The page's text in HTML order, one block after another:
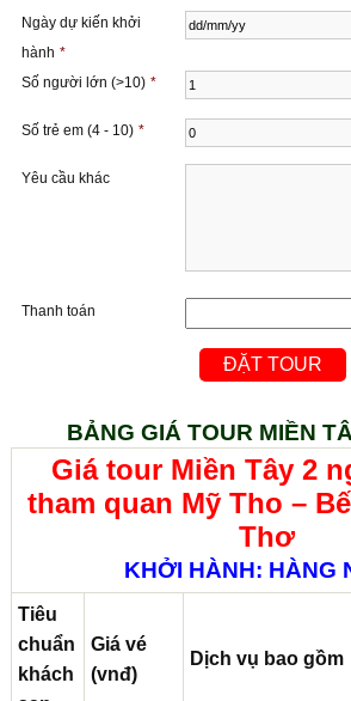
Ngày dự kiến ​​khởi
hành *
Số người lớn (>10) *
Số trẻ em (4 - 10) *
Yêu cầu khác
Thanh toán
BẢNG GIÁ TOUR MIỀN
Giá tour Miền Tây 2
tham quan Mỹ Tho –
Thơ
KHỞI HÀNH: HÀNG
Tiêu
chuẩn
khách
Giá vé
(vnđ)
Dịch vụ bao gồm